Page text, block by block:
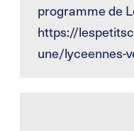
programme de
https://
une/lyceennes-